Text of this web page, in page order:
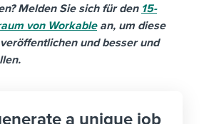
Melden Sie sich für den 15-
von Workablean, um diese
und besser und
a unique job